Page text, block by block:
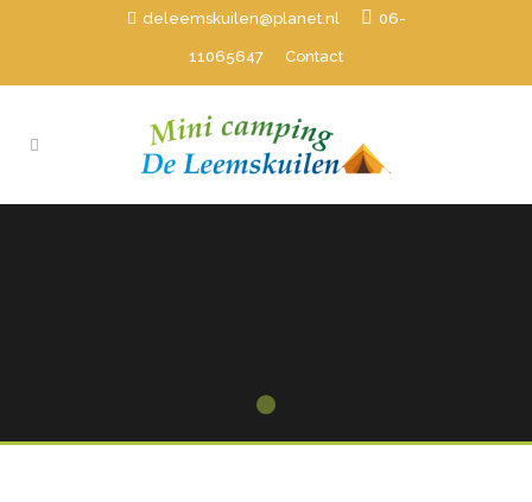
deleemskuilen@planet.nl 06-
11065647 Contact